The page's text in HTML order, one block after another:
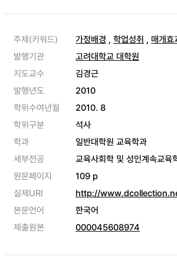
주제(키워드) 가정배경 , 학업성취 , 매개효
발행기관
고려대학교 대학원
지도교수
김경근
발행년도
2010
학위수여년월
2010. 8
학위구분
석사
학과
일반대학원 교육학과
세부전공
교육사회학 및 성인계속교육
원문페이지
109 p
실제URI
http://
본문언어
한국어
제출원본
000045608974